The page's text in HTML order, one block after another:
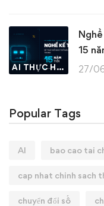
AI THỰC HÀNH
15
27/
Popular Tags
AI bao cao tai
cap nhat chinh sach
chuyển đổi số